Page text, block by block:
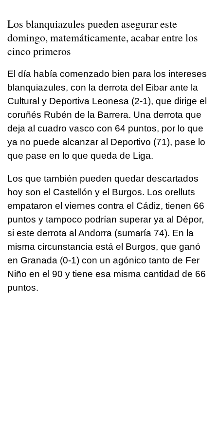
Los blanquiazules pueden asegurar este
domingo, matemáticamente, acabar entre los
cinco primeros
El día había comenzado bien para los intereses
blanquiazules, con la derrota del Eibar ante la
Cultural y Deportiva Leonesa (2-1), que dirige el
coruñés Rubén de la Barrera. Una derrota que
deja al cuadro vasco con 64 puntos, por lo que
ya no puede alcanzar al Deportivo (71), pase lo
que pase en lo que queda de Liga.
Los que también pueden quedar descartados
hoy son el Castellón y el Burgos. Los orelluts
empataron el viernes contra el Cádiz, tienen 66
puntos y tampoco podrían superar ya al Dépor,
si este derrota al Andorra (sumaría 74). En la
misma circunstancia está el Burgos, que ganó
en Granada (0-1) con un agónico tanto de Fer
Niño en el 90 y tiene esa misma cantidad de 66
puntos.